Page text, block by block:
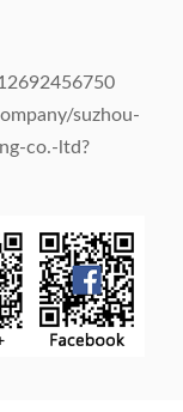
suzhou-
co.-ltd?